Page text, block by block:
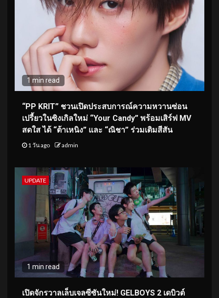
1 min read
“PP KRIT” ชวนเปิดประสบการณ์ความหวานซ่อน
เปรี้ยวในซิงเกิลใหม่ “Your Candy” พร้อมเสิร์ฟ MV
สดใส ได้ “ต้าเหนิง” และ “ณิชา” ร่วมเติมสีสัน
1 วัน ago admin
UPDATE
1 min read
เปิดจักรวาลเล็บเจลซีซันใหม่! GELBOYS 2 เดบิวต์